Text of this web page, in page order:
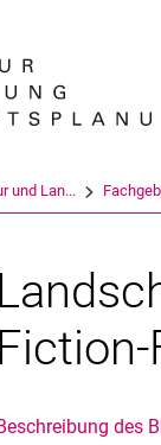
und Lan...
des